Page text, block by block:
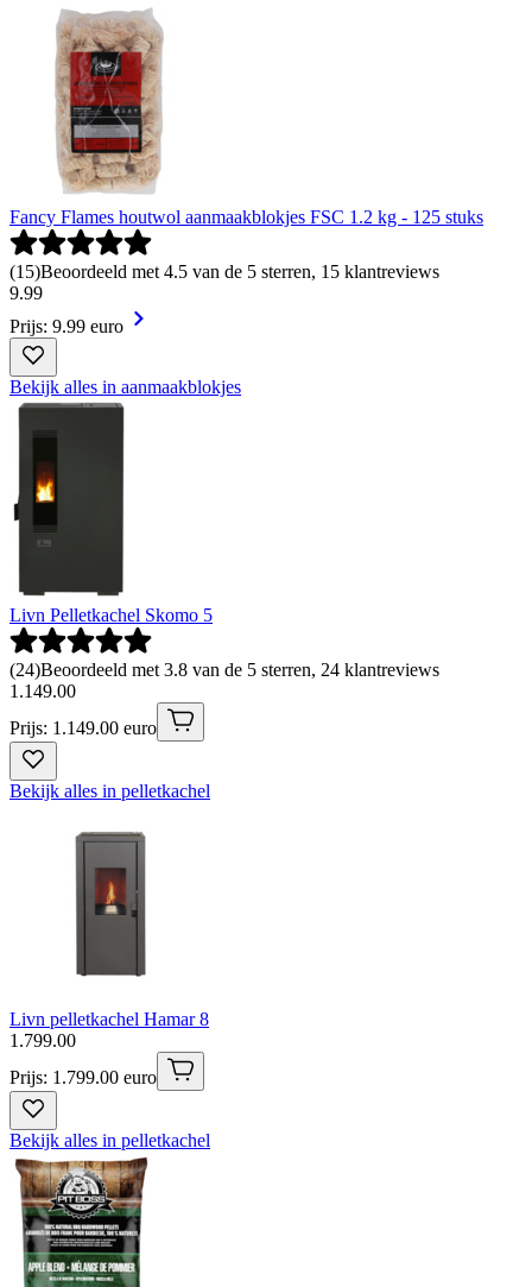
Fancy Flames houtwol aanmaakblokjes FSC 1.2 kg - 125 stuks
(15)Beoordeeld met 4.5 van de 5 sterren, 15 klantreviews
9.99
Prijs: 9.99 euro
Bekijk alles in aanmaakblokjes
Livn Pelletkachel Skomo 5
(24)Beoordeeld met 3.8 van de 5 sterren, 24 klantreviews
1 .149.00
Prijs: 1.149.00 euro
Bekijk alles in pelletkachel
Livn pelletkachel Hamar 8
1 .799.00
Prijs: 1.799.00 euro
Bekijk alles in pelletkachel